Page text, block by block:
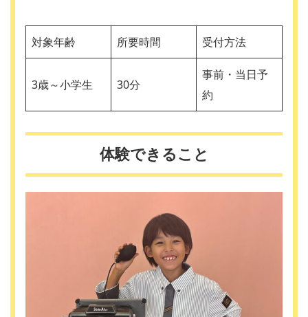
対象年齢 所要時間 受付方法
3歳～小学生 30分
事前・当日予
約
体験できること